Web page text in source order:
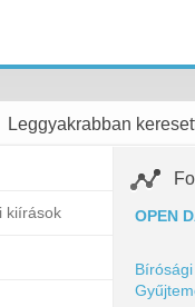
Leggyakrabban
kiírások OPEN